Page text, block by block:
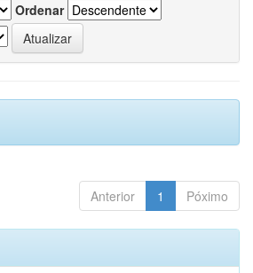
Ordenar
Anterior 1 Póximo